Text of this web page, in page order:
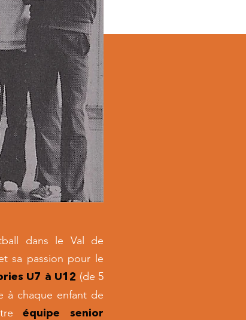
dans le Val de
sa passion pour le
U7 à U12 (de 5
à chaque enfant de
équipe senior